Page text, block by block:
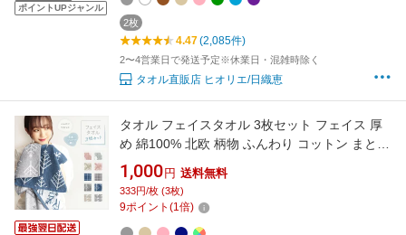
ポイントUPジャンル
2枚
4.47(2,085件)
2〜4営業日で発送予定※休業日・混雑時除く
タオル直販店 ヒオリエ/日織恵
タオル フェイスタオル 3枚セット フェイス 厚
め 綿100% 北欧 柄物 ふんわり コットン まとめ
買い 34×84cm ジャガードタオル 毛違いジャガ
ード織り 339匁 1000円ぽっきり
1,000 円 送料無料
333円/枚 (3枚)
9ポイント (1倍)